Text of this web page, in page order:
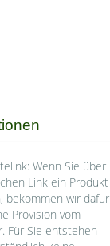
Wenn Sie über
Link ein Produkt
bekommen wir dafür
Provision vom
Für Sie entstehen